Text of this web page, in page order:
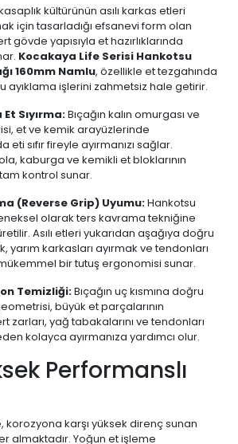
kültürünün asılı karkas etleri
için tasarladığı efsanevi form olan
gövde yapısıyla et hazırlıklarında
Kocakaya Life Serisi Hankotsu
160mm Namlu, özellikle et tezgahında
ayıklama işlerini zahmetsiz hale getirir.
Et Sıyırma:Bıçağın kalın omurgası ve
et ve kemik arayüzlerinde
eti sıfır fireyle ayırmanızı sağlar.
kaburga ve kemikli et bloklarının
kontrol sunar.
(Reverse Grip) Uyumu:Hankotsu
olarak ters kavrama tekniğine
Asılı etleri yukarıdan aşağıya doğru
yarım karkasları ayırmak ve tendonları
bir tutuş ergonomisi sunar.
Temizliği:Bıçağın uç kısmına doğru
büyük et parçalarının
zarları, yağ tabakalarını ve tendonları
kolayca ayırmanıza yardımcı olur.
Performanslı
korozyona karşı yüksek direnç sunan
almaktadır. Yoğun et işleme